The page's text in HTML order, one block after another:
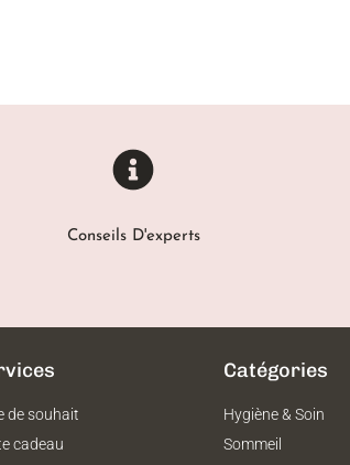
Conseils D'experts
de souhait
cadeau
Catégories
Hygiène & Soin
Sommeil